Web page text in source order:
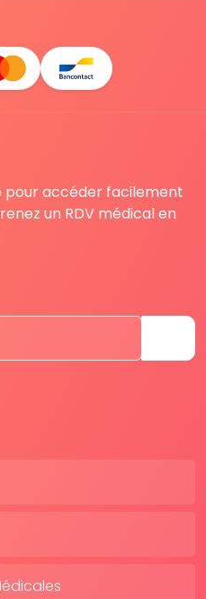
accéder facilement
un RDV médical en